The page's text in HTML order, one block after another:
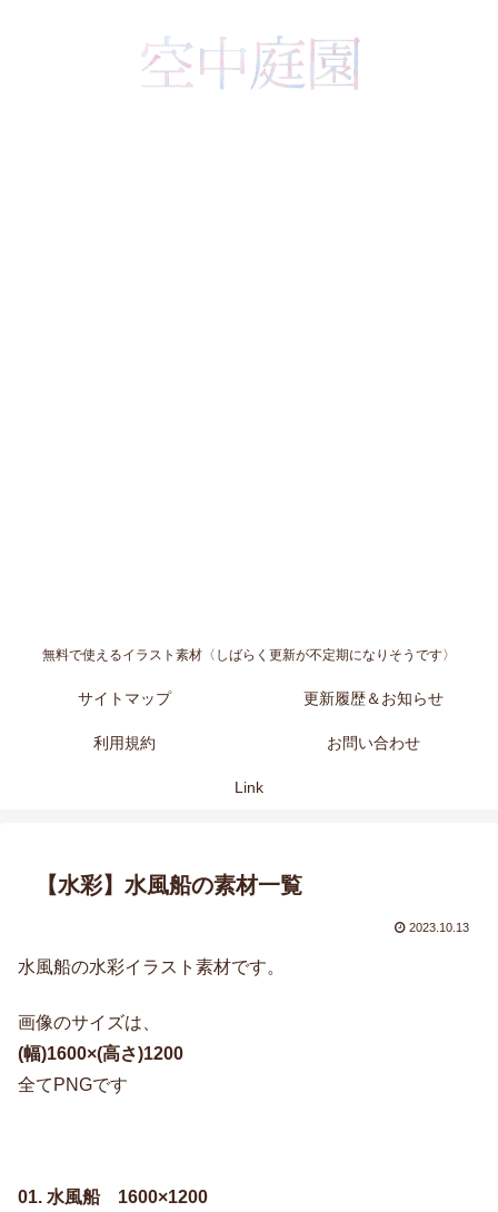
無料で使えるイラスト素材〈しばらく更新が不定期になりそうです〉
サイトマップ 更新履歴＆お知らせ
利用規約 お問い合わせ
Link
【水彩】水風船の素材一覧
2023.10.13
水風船の水彩イラスト素材です。
画像のサイズは、
(幅)1600×(高さ)1200
全てPNGです
01. 水風船 1600×1200